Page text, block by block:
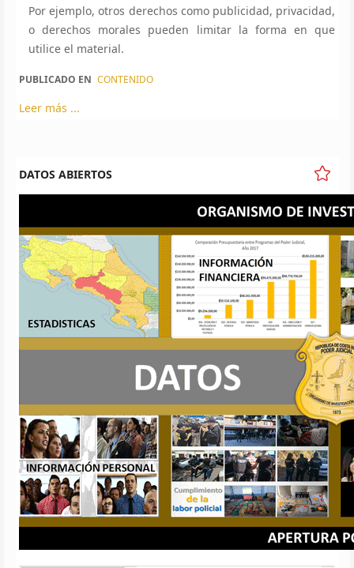
Por ejemplo, otros derechos como publicidad, privacidad,
o derechos morales pueden limitar la forma en que
utilice el material.
PUBLICADO EN CONTENIDO
Leer más ...
DATOS ABIERTOS